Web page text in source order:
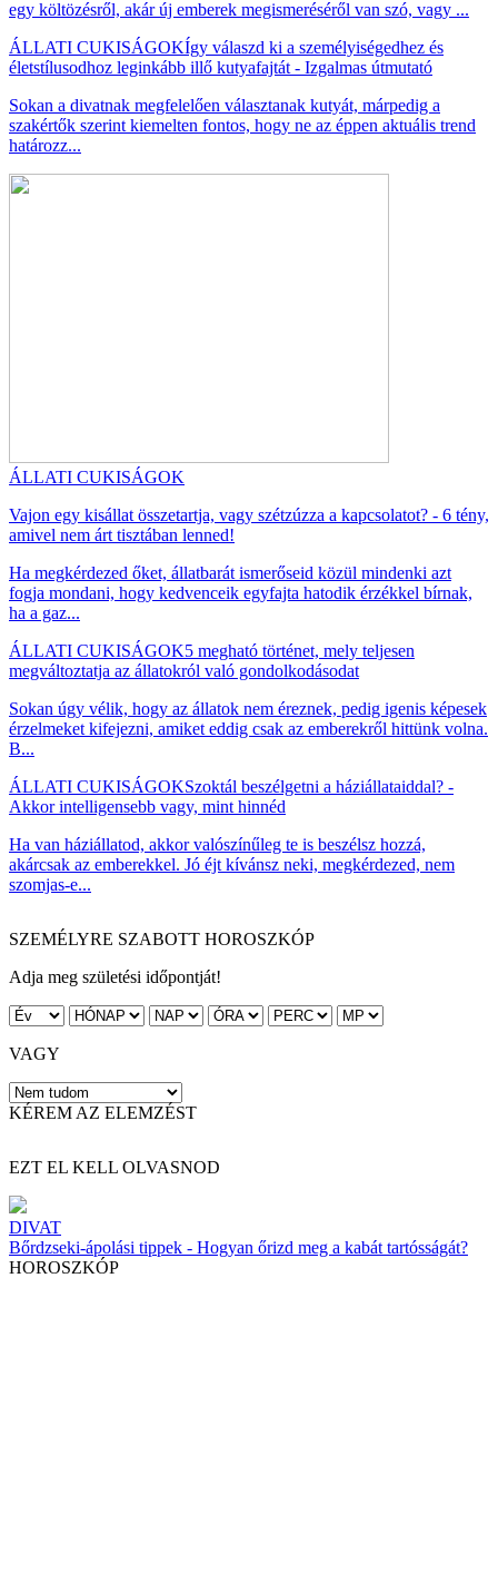
egy költözésről, akár új emberek megismeréséről van szó, vagy ...
ÁLLATI CUKISÁGOKÍgy válaszd ki a személyiségedhez és
életstílusodhoz leginkább illő kutyafajtát - Izgalmas útmutató
Sokan a divatnak megfelelően választanak kutyát, márpedig a
szakértők szerint kiemelten fontos, hogy ne az éppen aktuális trend
határozz...
ÁLLATI CUKISÁGOK
Vajon egy kisállat összetartja, vagy szétzúzza a kapcsolatot? - 6 tény,
amivel nem árt tisztában lenned!
Ha megkérdezed őket, állatbarát ismerőseid közül mindenki azt
fogja mondani, hogy kedvenceik egyfajta hatodik érzékkel bírnak,
ha a gaz...
ÁLLATI CUKISÁGOK5 megható történet, mely teljesen
megváltoztatja az állatokról való gondolkodásodat
Sokan úgy vélik, hogy az állatok nem éreznek, pedig igenis képesek
érzelmeket kifejezni, amiket eddig csak az emberekről hittünk volna.
B...
ÁLLATI CUKISÁGOKSzoktál beszélgetni a háziállataiddal? -
Akkor intelligensebb vagy, mint hinnéd
Ha van háziállatod, akkor valószínűleg te is beszélsz hozzá,
akárcsak az emberekkel. Jó éjt kívánsz neki, megkérdezed, nem
szomjas-e...
SZEMÉLYRE SZABOTT HOROSZKÓP
Adja meg születési időpontját!
VAGY
KÉREM AZ ELEMZÉST
EZT EL KELL OLVASNOD
DIVAT
Bőrdzseki-ápolási tippek - Hogyan őrizd meg a kabát tartósságát?
HOROSZKÓP